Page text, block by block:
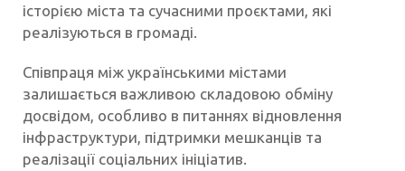
історією міста та сучасними проєктами, які
реалізуються в громаді.
Співпраця між українськими містами
залишається важливою складовою обміну
досвідом, особливо в питаннях відновлення
інфраструктури, підтримки мешканців та
реалізації соціальних ініціатив.